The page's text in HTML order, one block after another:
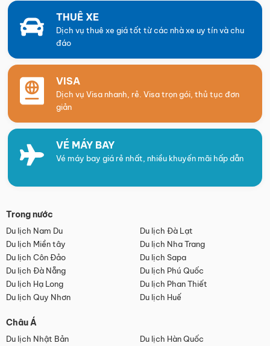
THUÊ XE
Dịch vụ thuê xe giá tốt từ các nhà xe uy tín và chu
đáo
VISA
Dịch vụ Visa nhanh, rẻ. Visa trọn gói, thủ tục đơn
giản
VÉ MÁY BAY
Vé máy bay giá rẻ nhất, nhiều khuyến mãi hấp dẫn
Trong nước
Du lịch Nam Du
Du lịch Đà Lạt
Du lịch Miền tây
Du lịch Nha Trang
Du lịch Côn Đảo
Du lịch Sapa
Du lịch Đà Nẵng
Du lịch Phú Quốc
Du lịch Hạ Long
Du lịch Phan Thiết
Du lịch Quy Nhơn
Du lịch Huế
Châu Á
Du lịch Nhật Bản
Du lịch Hàn Quốc